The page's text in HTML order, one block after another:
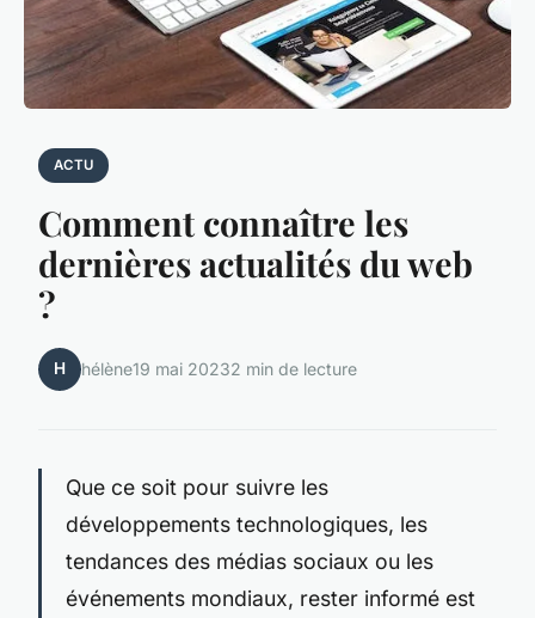
ACTU
Comment connaître les
dernières actualités du web
?
H hélène19 mai 20232 min de lecture
Que ce soit pour suivre les
développements technologiques, les
tendances des médias sociaux ou les
événements mondiaux, rester informé est